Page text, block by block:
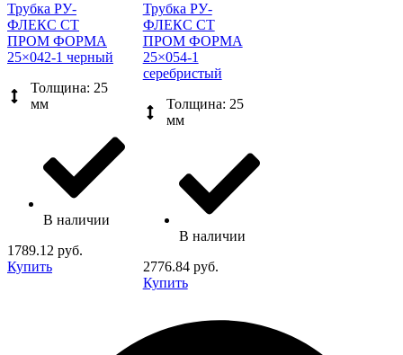
Трубка РУ-
ФЛЕКС СТ
ПРОМ ФОРМА
25×042-1 черный
Толщина: 25
мм
В наличии
1789.12 руб.
Купить
Трубка РУ-
ФЛЕКС СТ
ПРОМ ФОРМА
25×054-1
серебристый
Толщина: 25
мм
В наличии
2776.84 руб.
Купить